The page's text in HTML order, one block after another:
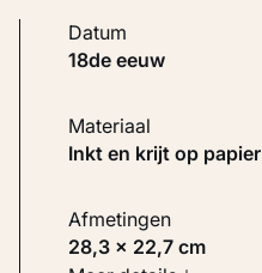
Datum
18de eeuw
Materiaal
Inkt en krijt op papier
Afmetingen
28,3 × 22,7 cm